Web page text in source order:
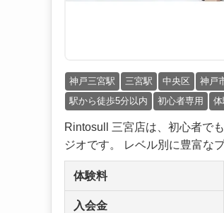
神戸三宮駅 三宮駅 中央区 神戸
駅から徒歩5分以内
初心者専用
Rintosull 三宮店は、初心者で
ジオです。 レベル別に豊富な
体験料
入会金